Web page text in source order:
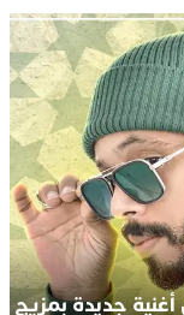
جديدة بمزيج